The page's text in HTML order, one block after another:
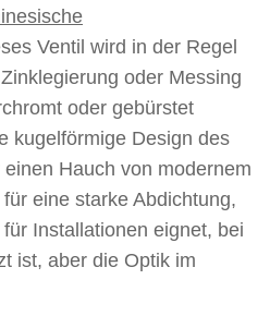
Ventil wird in der Regel
oder Messing
oder gebürstet
kugelförmige Design des
Hauch von modernem
eine starke Abdichtung,
Installationen eignet, bei
ist, aber die Optik im